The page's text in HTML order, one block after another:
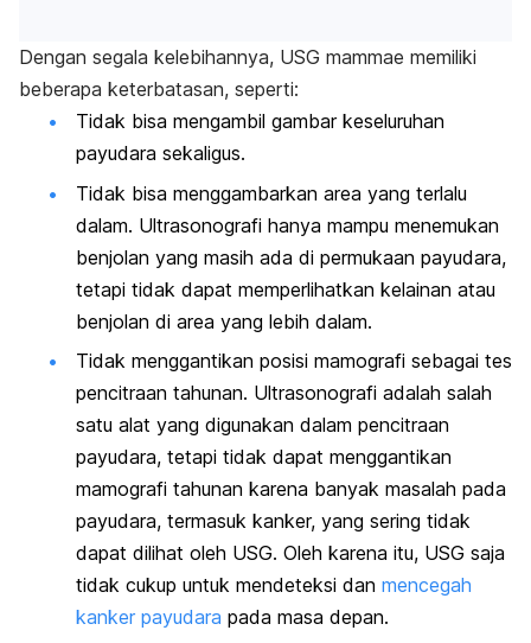
Dengan segala kelebihannya, USG mammae memiliki
beberapa keterbatasan, seperti:
Tidak bisa mengambil gambar keseluruhan
payudara sekaligus.
Tidak bisa menggambarkan area yang terlalu
dalam. Ultrasonografi hanya mampu menemukan
benjolan yang masih ada di permukaan payudara,
tetapi tidak dapat memperlihatkan kelainan atau
benjolan di area yang lebih dalam.
Tidak menggantikan posisi mamografi sebagai tes
pencitraan tahunan. Ultrasonografi adalah salah
satu alat yang digunakan dalam pencitraan
payudara, tetapi tidak dapat menggantikan
mamografi tahunan karena banyak masalah pada
payudara, termasuk kanker, yang sering tidak
dapat dilihat oleh USG. Oleh karena itu, USG saja
tidak cukup untuk mendeteksi dan mencegah
kanker payudara pada masa depan.